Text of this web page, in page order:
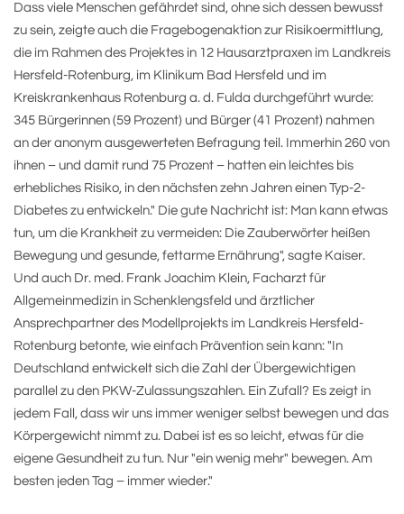
Dass viele Menschen gefährdet sind, ohne sich dessen bewusst
zu sein, zeigte auch die Fragebogenaktion zur Risikoermittlung,
die im Rahmen des Projektes in 12 Hausarztpraxen im Landkreis
Hersfeld-Rotenburg, im Klinikum Bad Hersfeld und im
Kreiskrankenhaus Rotenburg a. d. Fulda durchgeführt wurde:
345 Bürgerinnen (59 Prozent) und Bürger (41 Prozent) nahmen
an der anonym ausgewerteten Befragung teil. Immerhin 260 von
ihnen – und damit rund 75 Prozent – hatten ein leichtes bis
erhebliches Risiko, in den nächsten zehn Jahren einen Typ-2-
Diabetes zu entwickeln." Die gute Nachricht ist: Man kann etwas
tun, um die Krankheit zu vermeiden: Die Zauberwörter heißen
Bewegung und gesunde, fettarme Ernährung", sagte Kaiser.
Und auch Dr. med. Frank Joachim Klein, Facharzt für
Allgemeinmedizin in Schenklengsfeld und ärztlicher
Ansprechpartner des Modellprojekts im Landkreis Hersfeld-
Rotenburg betonte, wie einfach Prävention sein kann: "In
Deutschland entwickelt sich die Zahl der Übergewichtigen
parallel zu den PKW-Zulassungszahlen. Ein Zufall? Es zeigt in
jedem Fall, dass wir uns immer weniger selbst bewegen und das
Körpergewicht nimmt zu. Dabei ist es so leicht, etwas für die
eigene Gesundheit zu tun. Nur "ein wenig mehr" bewegen. Am
besten jeden Tag – immer wieder."